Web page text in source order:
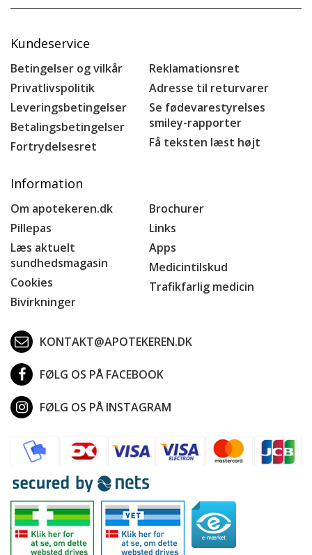
Kundeservice
Betingelser og vilkår
Privatlivspolitik
Leveringsbetingelser
Betalingsbetingelser
Fortrydelsesret
Reklamationsret
Adresse til returvarer
Se fødevarestyrelses
smiley-rapporter
Få teksten læst højt
Information
Om apotekeren.dk
Pillepas
Læs aktuelt
sundhedsmagasin
Cookies
Bivirkninger
Brochurer
Links
Apps
Medicintilskud
Trafikfarlig medicin
KONTAKT@APOTEKEREN.DK
FØLG OS PÅ FACEBOOK
FØLG OS PÅ INSTAGRAM